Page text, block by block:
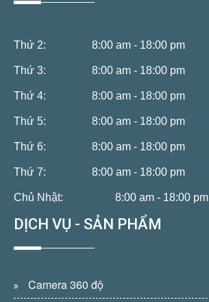
Thứ 2: 8:00 am - 18:00 pm
Thứ 3: 8:00 am - 18:00 pm
Thứ 4: 8:00 am - 18:00 pm
Thứ 5: 8:00 am - 18:00 pm
Thứ 6: 8:00 am - 18:00 pm
Thứ 7: 8:00 am - 18:00 pm
Chủ Nhật: 8:00 am - 18:00 pm
DỊCH VỤ - SẢN PHẨM
Camera 360 độ